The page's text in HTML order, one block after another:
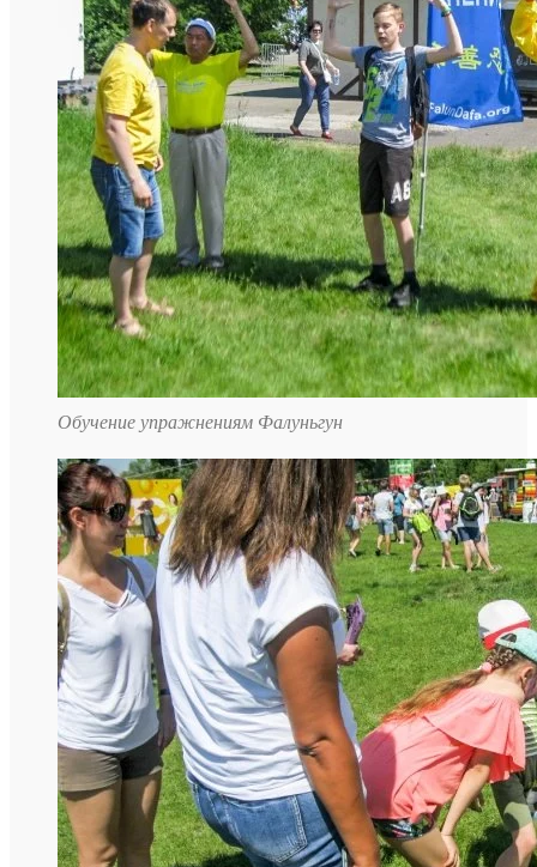
Обучение упражнениям Фалуньгун